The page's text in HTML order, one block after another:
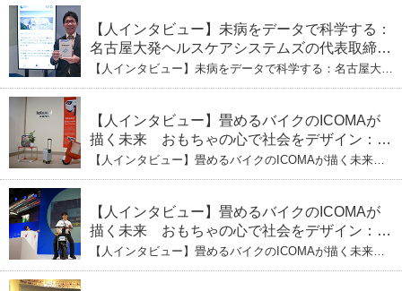
【人インタビュー】未病をデータで科学する：
名古屋大発ヘルスケアシステムズの代表取締役
社長・瀧本陽介 郵送検査で挑む健康の未来
【人インタビュー】未病をデータで科学する：名古屋大発
【人インタビュー】畳めるバイクのICOMAが
描く未来 おもちゃの心で社会をデザイン：株
式会社ICOMAの代表取締役・生駒崇光
（下）おもちゃで社会を変える、「トイボック
【人インタビュー】畳めるバイクのICOMAが描く未来
イボックス」というデザインメソッド
【人インタビュー】畳めるバイクのICOMAが
描く未来 おもちゃの心で社会をデザイン：株
式会社ICOMAの代表取締役・生駒崇光
（上）「変形」に魅せられたデザイナーの軌
【人インタビュー】畳めるバイクのICOMAが描く未来